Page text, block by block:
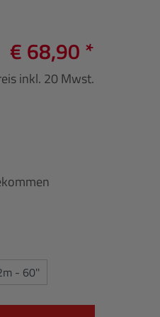
€ 68,90 *
inkl. 20 Mwst.
- 60''